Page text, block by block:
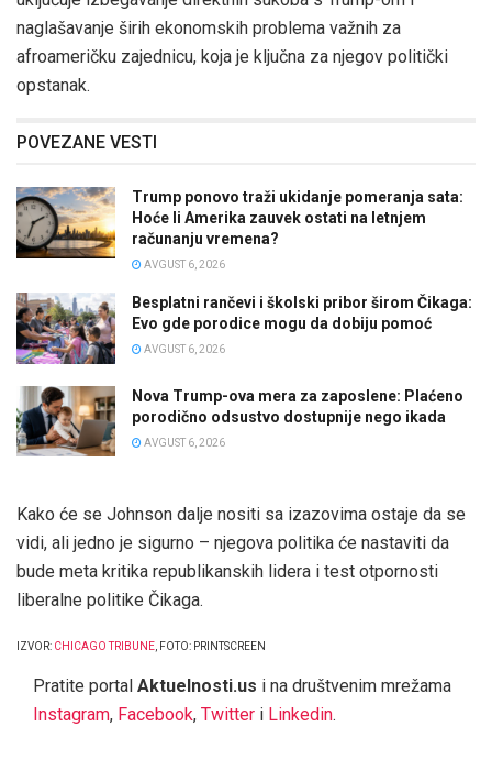
naglašavanje širih ekonomskih problema važnih za
afroameričku zajednicu, koja je ključna za njegov politički
opstanak.
POVEZANE VESTI
Trump ponovo traži ukidanje pomeranja sata:
Hoće li Amerika zauvek ostati na letnjem
računanju vremena?
AVGUST 6, 2026
Besplatni rančevi i školski pribor širom Čikaga:
Evo gde porodice mogu da dobiju pomoć
AVGUST 6, 2026
Nova Trump-ova mera za zaposlene: Plaćeno
porodično odsustvo dostupnije nego ikada
AVGUST 6, 2026
Kako će se Johnson dalje nositi sa izazovima ostaje da se
vidi, ali jedno je sigurno – njegova politika će nastaviti da
bude meta kritika republikanskih lidera i test otpornosti
liberalne politike Čikaga.
IZVOR: CHICAGO TRIBUNE , FOTO: PRINTSCREEN
Pratite portal Aktuelnosti.us i na društvenim mrežama
Instagram, Facebook, Twitter i Linkedin.